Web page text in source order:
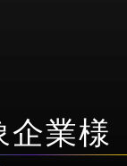
業様